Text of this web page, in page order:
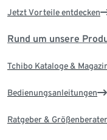
Jetzt Vorteile entdecken
Rund um unsere
Tchibo Kataloge &
Bedienungsanleitungen
Ratgeber & Größenberater